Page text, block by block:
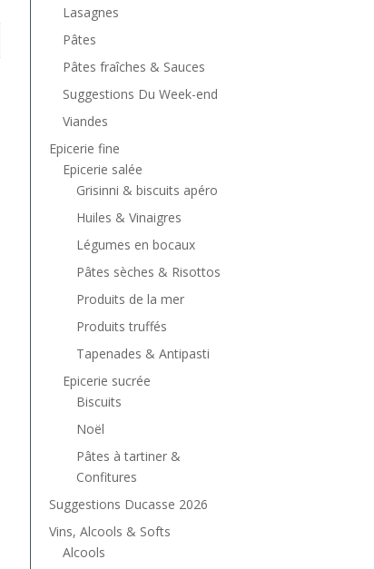
Lasagnes
Pâtes
Pâtes fraîches & Sauces
Suggestions Du Week-end
Viandes
Epicerie fine
Epicerie salée
Grisinni & biscuits apéro
Huiles & Vinaigres
Légumes en bocaux
Pâtes sèches & Risottos
Produits de la mer
Produits truffés
Tapenades & Antipasti
Epicerie sucrée
Biscuits
Noël
Pâtes à tartiner &
Confitures
Suggestions Ducasse 2026
Vins, Alcools & Softs
Alcools